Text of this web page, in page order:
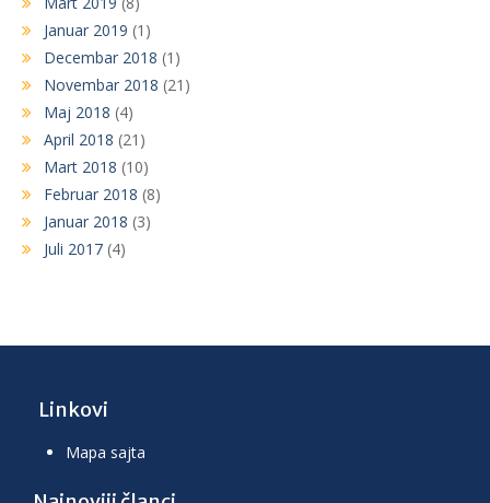
Januar 2019 (1)
Decembar 2018 (1)
Novembar 2018 (21)
Maj 2018 (4)
April 2018 (21)
Mart 2018 (10)
Februar 2018 (8)
Januar 2018 (3)
Juli 2017 (4)
Linkovi
Mapa sajta